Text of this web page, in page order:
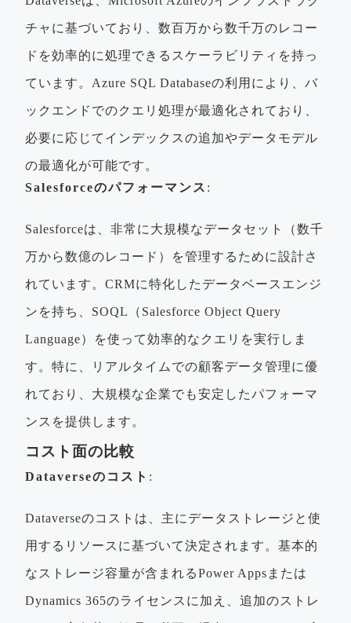
チャに基づいており、数百万から数千万のレコー
ドを効率的に処理できるスケーラビリティを持っ
ています。Azure SQL Databaseの利用により、バ
ックエンドでのクエリ処理が最適化されており、
必要に応じてインデックスの追加やデータモデル
の最適化が可能です。
Salesforceのパフォーマンス :
Salesforceは、非常に大規模なデータセット（数千
万から数億のレコード）を管理するために設計さ
れています。CRMに特化したデータベースエンジ
ンを持ち、SOQL（Salesforce Object Query
Language）を使って効率的なクエリを実行しま
す。特に、リアルタイムでの顧客データ管理に優
れており、大規模な企業でも安定したパフォーマ
ンスを提供します。
コスト面の比較
Dataverseのコスト :
Dataverseのコストは、主にデータストレージと使
用するリソースに基づいて決定されます。基本的
なストレージ容量が含まれるPower Appsまたは
Dynamics 365のライセンスに加え、追加のストレ